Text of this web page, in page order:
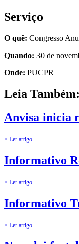
Serviço
O quê: Congresso
Quando: 30 de
Onde: PUCPR
Leia Também:
Anvisa inicia
> Ler artigo
Informativo
> Ler artigo
Informativo
> Ler artigo